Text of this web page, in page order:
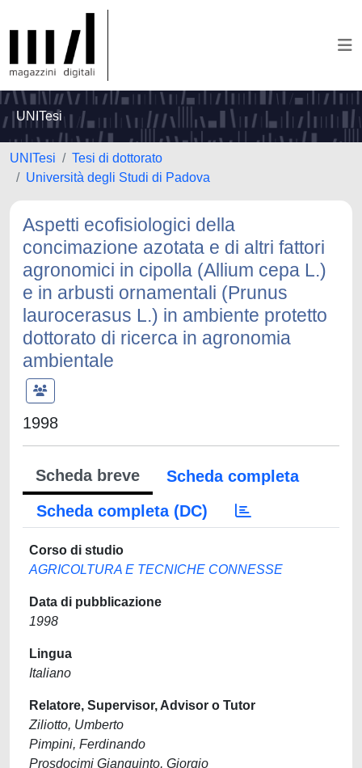
UNITesi
UNITesi
Tesi di dottorato
Università degli Studi di Padova
Aspetti ecofisiologici della
concimazione azotata e di altri fattori
agronomici in cipolla (Allium cepa L.)
e in arbusti ornamentali (Prunus
laurocerasus L.) in ambiente protetto
dottorato di ricerca in agronomia
ambientale
1998
Scheda breve
Scheda completa
Scheda completa (DC)
Corso di studio
AGRICOLTURA E TECNICHE CONNESSE
Data di pubblicazione
1998
Lingua
Italiano
Relatore, Supervisor, Advisor o Tutor
Ziliotto, Umberto
Pimpini, Ferdinando
Prosdocimi Gianquinto, Giorgio